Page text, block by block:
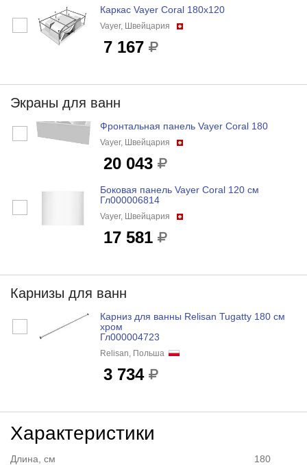
Каркас Vayer Coral 180x120
Vayer, Швейцария
7 167
Экраны для ванн
Фронтальная панель Vayer Coral 180
Vayer, Швейцария
20 043
Боковая панель Vayer Coral 120 см
Гл000006814
Vayer, Швейцария
17 581
Карнизы для ванн
Карниз для ванны Relisan Tugatty 180 см
хром
Гл000004723
Relisan, Польша
3 734
Характеристики
Длина, см 180